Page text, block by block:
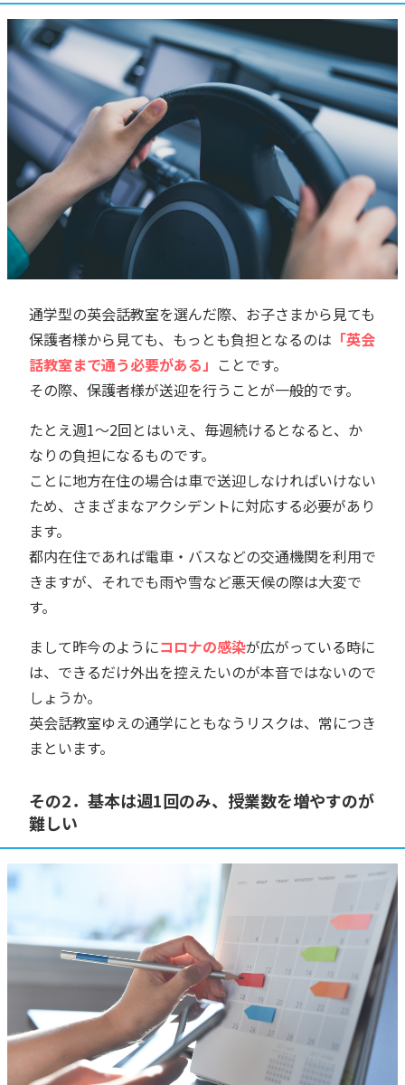
通学型の英会話教室を選んだ際、お子さまから見ても
保護者様から見ても、もっとも負担となるのは 「英会
話教室まで通う必要がある」 ことです。
その際、保護者様が送迎を行うことが一般的です。
たとえ週1〜2回とはいえ、毎週続けるとなると、か
なりの負担になるものです。
ことに地方在住の場合は車で送迎しなければいけない
ため、さまざまなアクシデントに対応する必要があり
ます。
都内在住であれば電車・バスなどの交通機関を利用で
きますが、それでも雨や雪など悪天候の際は大変で
す。
まして昨今のようにコロナの感染が広がっている時に
は、できるだけ外出を控えたいのが本音ではないので
しょうか。
英会話教室ゆえの通学にともなうリスクは、常につき
まといます。
その2．基本は週1回のみ、授業数を増やすのが
難しい